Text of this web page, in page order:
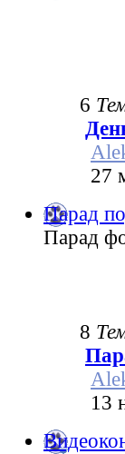
6
27
Парад
Парад
8
13